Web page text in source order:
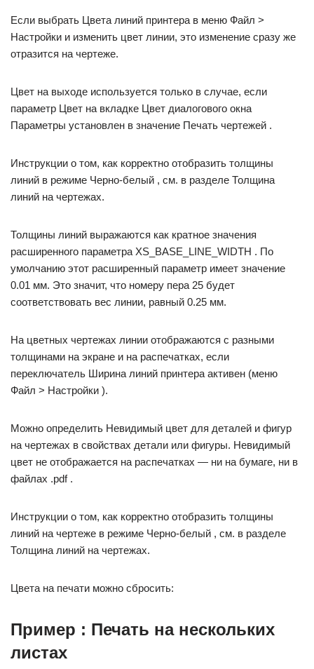
Если выбрать Цвета линий принтера в меню Файл >
Настройки и изменить цвет линии, это изменение сразу же
отразится на чертеже.
Цвет на выходе используется только в случае, если
параметр Цвет на вкладке Цвет диалогового окна
Параметры установлен в значение Печать чертежей .
Инструкции о том, как корректно отобразить толщины
линий в режиме Черно-белый , см. в разделе Толщина
линий на чертежах.
Толщины линий выражаются как кратное значения
расширенного параметра XS_BASE_LINE_WIDTH . По
умолчанию этот расширенный параметр имеет значение
0.01 мм. Это значит, что номеру пера 25 будет
соответствовать вес линии, равный 0.25 мм.
На цветных чертежах линии отображаются с разными
толщинами на экране и на распечатках, если
переключатель Ширина линий принтера активен (меню
Файл > Настройки ).
Можно определить Невидимый цвет для деталей и фигур
на чертежах в свойствах детали или фигуры. Невидимый
цвет не отображается на распечатках — ни на бумаге, ни в
файлах .pdf .
Инструкции о том, как корректно отобразить толщины
линий на чертеже в режиме Черно-белый , см. в разделе
Толщина линий на чертежах.
Цвета на печати можно сбросить:
Пример : Печать на нескольких
листах